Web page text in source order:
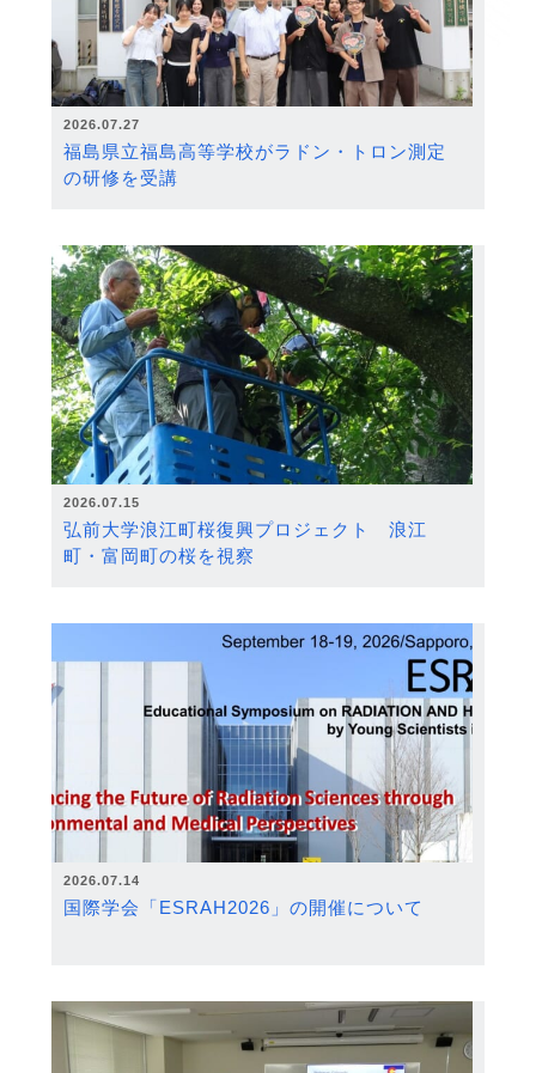
2026.07.27
福島県立福島高等学校がラドン・トロン測定
の研修を受講
2026.07.15
弘前大学浪江町桜復興プロジェクト 浪江
町・富岡町の桜を視察
2026.07.14
国際学会「ESRAH2026」の開催について